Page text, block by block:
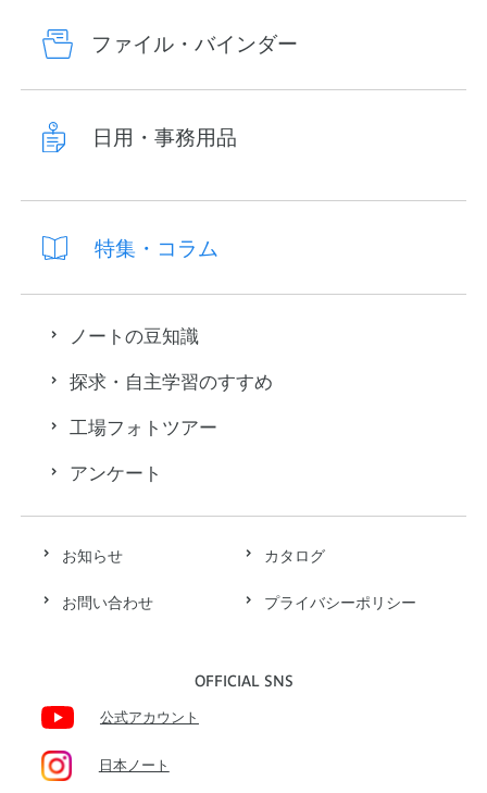
お知らせ カタログ
お問い合わせ プライバシーポリシー
OFFICIAL SNS
公式アカウント
日本ノート
ファイル・バインダー
日用・事務用品
特集・コラム
ノートの豆知識
探求・自主学習のすすめ
工場フォトツアー
アンケート